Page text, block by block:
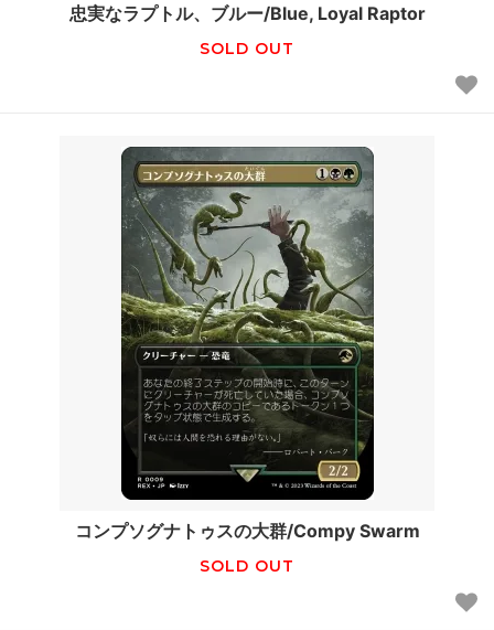
忠実なラプトル、ブルー/Blue, Loyal Raptor
SOLD OUT
コンプソグナトゥスの大群/Compy Swarm
SOLD OUT